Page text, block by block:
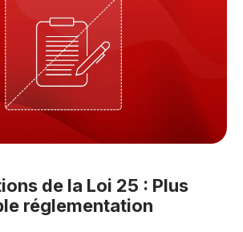
de la Loi 25 : Plus
réglementation